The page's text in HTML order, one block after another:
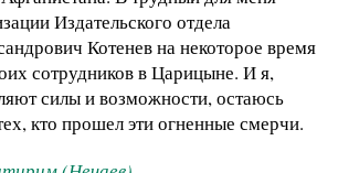
Издательского отдела
Котенев на некоторое время
сотрудников в Царицыне. И я,
силы и возможности, остаюсь
кто прошел эти огненные смерчи.